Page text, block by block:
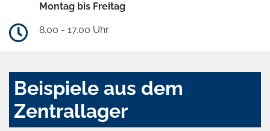
Montag bis Freitag
8.00 - 17.00 Uhr
Beispiele aus dem
Zentrallager